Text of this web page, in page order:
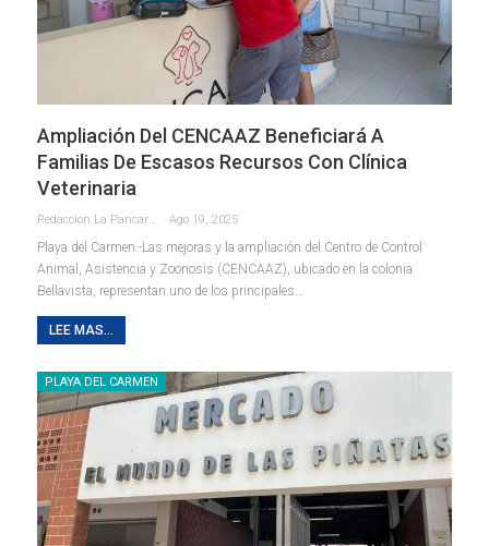
Ampliación Del CENCAAZ Beneficiará A
Familias De Escasos Recursos Con Clínica
Veterinaria
Redaccion La Pancarta De Quintana Roo Ago 19, 2025
Playa del Carmen.-Las mejoras y la ampliación del Centro de Control
Animal, Asistencia y Zoonosis (CENCAAZ), ubicado en la colonia
Bellavista, representan uno de los principales…
LEE MAS...
PLAYA DEL CARMEN